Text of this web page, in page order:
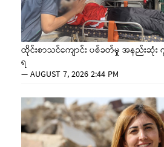
ထိုင်းစာသင်ကျောင်း ပစ်ခတ်မှု အနည်းဆုံး ၇
ရ
—AUGUST 7, 2026 2:44 PM